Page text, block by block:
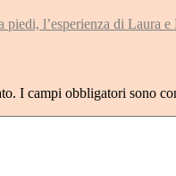
piedi, l’esperienza di Laura e
I campi obbligatori sono